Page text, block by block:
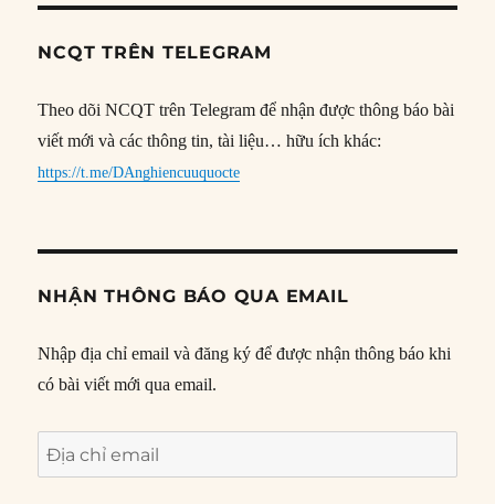
NCQT TRÊN TELEGRAM
Theo dõi NCQT trên Telegram để nhận được thông báo bài
viết mới và các thông tin, tài liệu… hữu ích khác:
https://t.me/DAnghiencuuquocte
NHẬN THÔNG BÁO QUA EMAIL
Nhập địa chỉ email và đăng ký để được nhận thông báo khi
có bài viết mới qua email.
Địa
chỉ